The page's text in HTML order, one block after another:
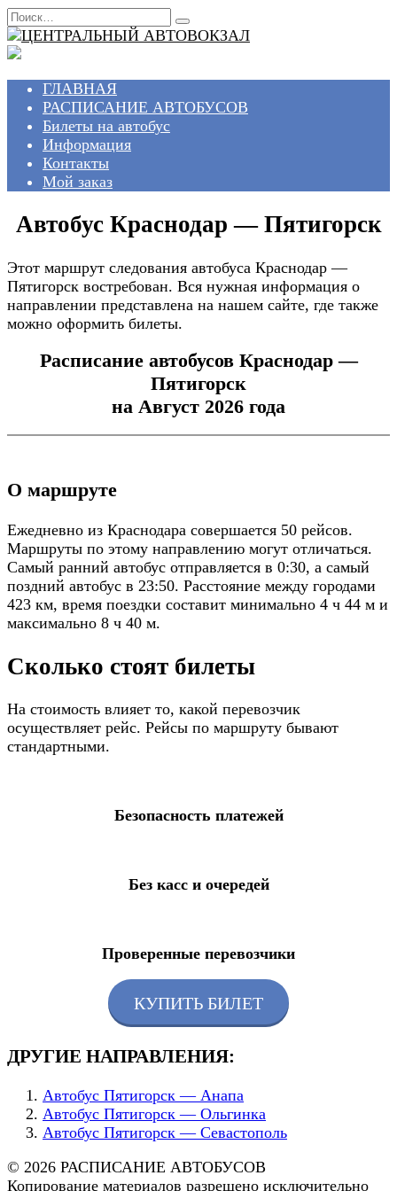
Перейти
к
содержанию
Search
for:
ГЛАВНАЯ
РАСПИСАНИЕ АВТОБУСОВ
Билеты на автобус
Информация
Контакты
Мой заказ
Автобус Краснодар — Пятигорск
Этот маршрут следования автобуса Краснодар —
Пятигорск востребован. Вся нужная информация о
направлении представлена на нашем сайте, где также
можно оформить билеты.
Расписание автобусов Краснодар —
Пятигорск
на Август 2026 года
О маршруте
Ежедневно из Краснодара совершается 50 рейсов.
Маршруты по этому направлению могут отличаться.
Самый ранний автобус отправляется в 0:30, а самый
поздний автобус в 23:50. Расстояние между городами
423 км, время поездки составит минимально 4 ч 44 м и
максимально 8 ч 40 м.
Сколько стоят билеты
На стоимость влияет то, какой перевозчик
осуществляет рейс. Рейсы по маршруту бывают
стандартными.
Безопасность платежей
Без касс и очередей
Проверенные перевозчики
КУПИТЬ БИЛЕТ
ДРУГИЕ НАПРАВЛЕНИЯ:
Автобус Пятигорск — Анапа
Автобус Пятигорск — Ольгинка
Автобус Пятигорск — Севастополь
© 2026 РАСПИСАНИЕ АВТОБУСОВ
Копирование материалов разрешено исключительно